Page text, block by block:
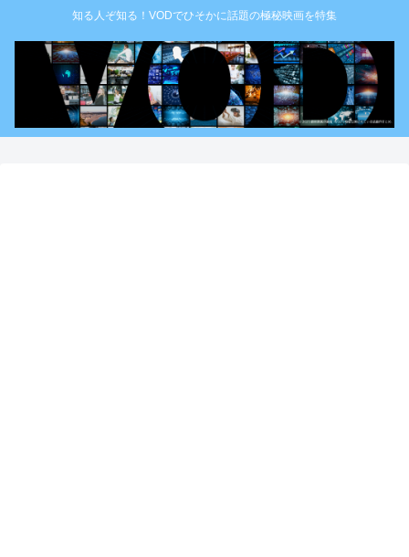
知る人ぞ知る！VODでひそかに話題の極秘映画を特集